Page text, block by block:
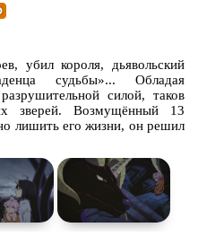
убил короля, дьявольский
судьбы»... Обладая
силой, таков
зверей. Возмущённый 13
лишить его жизни, он решил